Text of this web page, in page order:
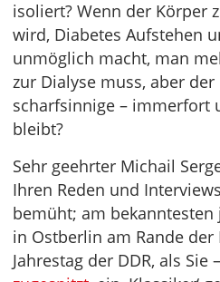
isoliert? Wenn der Körper
wird, Diabetes Aufstehen
unmöglich macht, man
zur Dialyse muss, aber
scharfsinnige – immerfort
bleibt?
Sehr geehrter Michail
Ihren Reden und
bemüht; am bekanntesten
in Ostberlin am Rande
Jahrestag der DDR, als Sie